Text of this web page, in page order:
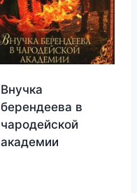
Внучка
берендеева в
чародейской
академии